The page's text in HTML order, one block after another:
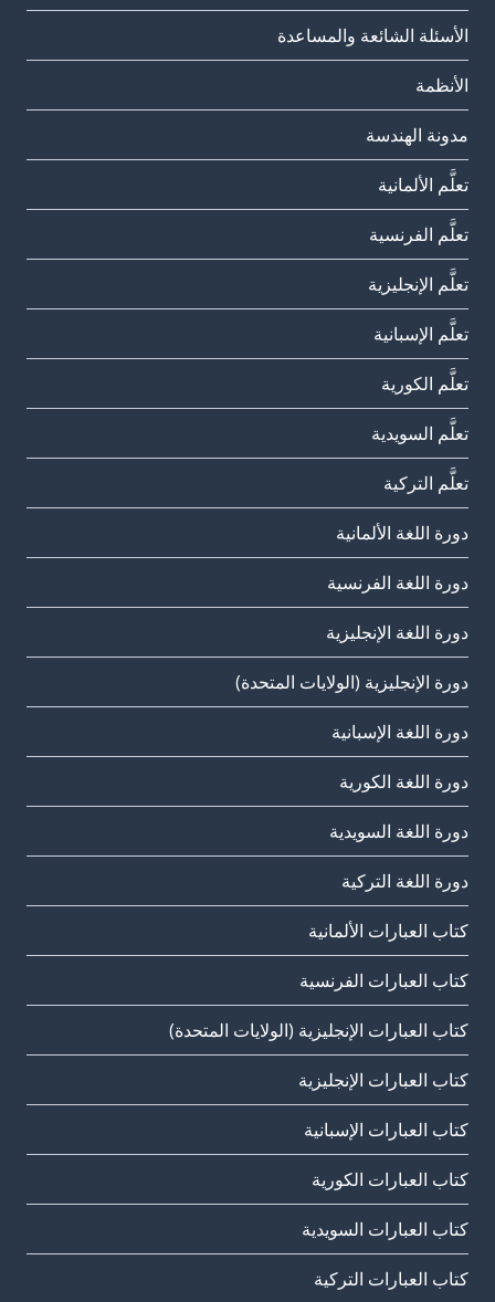
الأسئلة الشائعة والمساعدة
الأنظمة
مدونة الهندسة
تعلَّم الألمانية
تعلَّم الفرنسية
تعلَّم الإنجليزية
تعلَّم الإسبانية
تعلَّم الكورية
تعلَّم السويدية
تعلَّم التركية
دورة اللغة الألمانية
دورة اللغة الفرنسية
دورة اللغة الإنجليزية
دورة الإنجليزية (الولايات المتحدة)
دورة اللغة الإسبانية
دورة اللغة الكورية
دورة اللغة السويدية
دورة اللغة التركية
كتاب العبارات الألمانية
كتاب العبارات الفرنسية
كتاب العبارات الإنجليزية (الولايات المتحدة)
كتاب العبارات الإنجليزية
كتاب العبارات الإسبانية
كتاب العبارات الكورية
كتاب العبارات السويدية
كتاب العبارات التركية